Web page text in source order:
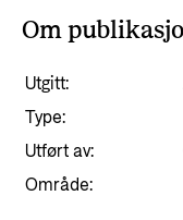
Viktige
Presse og media
Logo
Postjournal
Personvern
Om
Utgitt:
Type:
Utført av:
Område: